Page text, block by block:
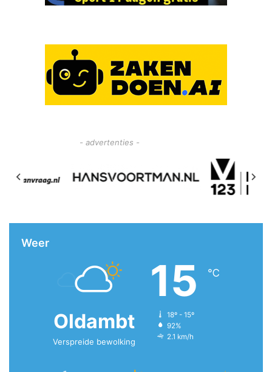
- advertenties -
Weer
Oldambt
Verspreide bewolking
15 ℃
18º - 15º
92%
2.1 km/h